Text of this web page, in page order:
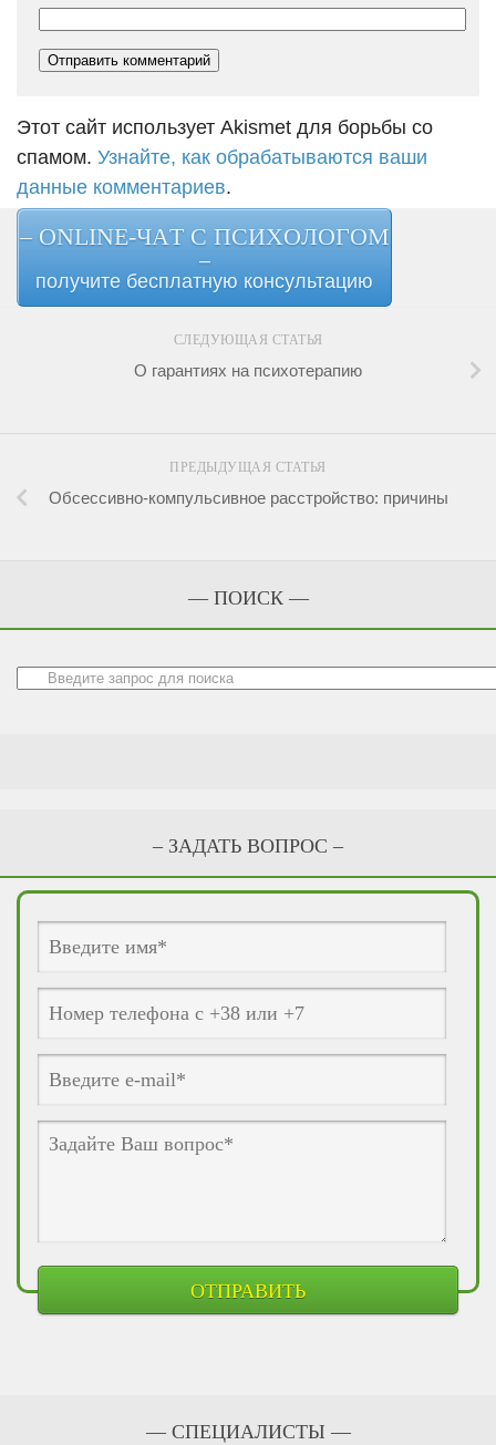
Этот сайт использует Akismet для борьбы со
спамом. Узнайте, как обрабатываются ваши
данные комментариев.
– ONLINE-ЧАТ С ПСИХОЛОГОМ
–
получите бесплатную консультацию
СЛЕДУЮЩАЯ СТАТЬЯ
О гарантиях на психотерапию
ПРЕДЫДУЩАЯ СТАТЬЯ
Обсессивно-компульсивное расстройство: причины
— ПОИСК —
– ЗАДАТЬ ВОПРОС –
— CПЕЦИАЛИСТЫ —